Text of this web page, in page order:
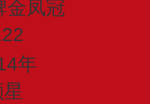
金凤冠
年